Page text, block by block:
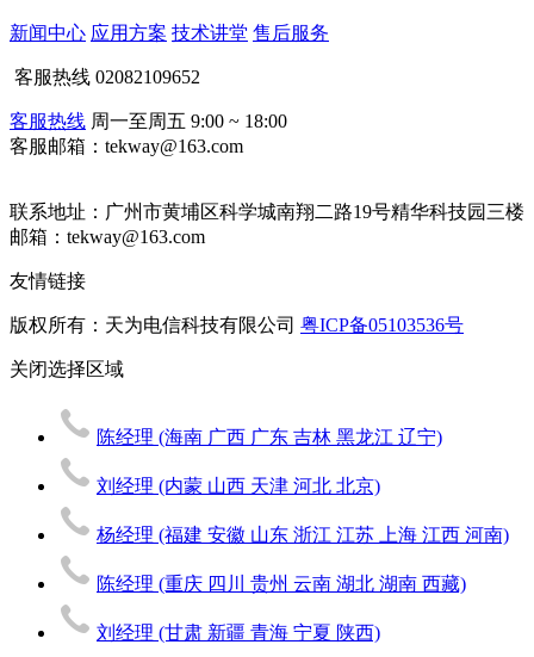
新闻中心 应用方案 技术讲堂 售后服务
客服热线 02082109652
客服热线 周一至周五 9:00 ~ 18:00
客服邮箱：tekway@163.com
联系地址： 广州市黄埔区科学城南翔二路19号精华科技园三楼
邮箱：tekway@163.com
友情链接
版权所有：天为电信科技有限公司 粤ICP备05103536号
关闭选择区域
陈经理 (海南 广西 广东 吉林 黑龙江 辽宁)
刘经理 (内蒙 山西 天津 河北 北京)
杨经理 (福建 安徽 山东 浙江 江苏 上海 江西 河南)
陈经理 (重庆 四川 贵州 云南 湖北 湖南 西藏)
刘经理 (甘肃 新疆 青海 宁夏 陕西)